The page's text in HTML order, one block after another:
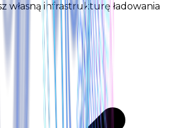
własną infrastrukturę ładowania